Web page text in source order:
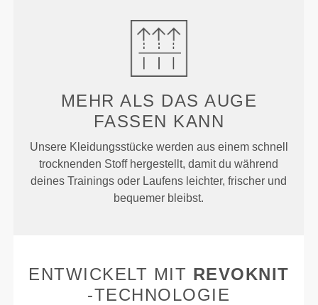
MEHR ALS DAS AUGE
FASSEN KANN
Unsere Kleidungsstücke werden aus einem schnell
trocknenden Stoff hergestellt, damit du während
deines Trainings oder Laufens leichter, frischer und
bequemer bleibst.
ENTWICKELT MIT REVOKNIT
-TECHNOLOGIE